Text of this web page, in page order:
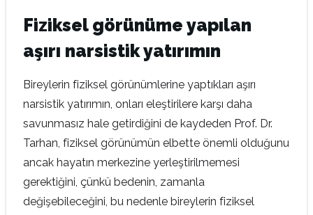
Fiziksel görünüme yapılan
aşırı narsistik yatırımın
Bireylerin fiziksel görünümlerine yaptıkları aşırı
narsistik yatırımın, onları eleştirilere karşı daha
savunmasız hale getirdiğini de kaydeden Prof. Dr.
Tarhan, fiziksel görünümün elbette önemli olduğunu
ancak hayatın merkezine yerleştirilmemesi
gerektiğini, çünkü bedenin, zamanla
değişebileceğini, bu nedenle bireylerin fiziksel